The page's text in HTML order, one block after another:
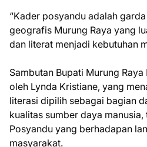
“Kader posyandu adalah
geografis Murung Raya yang
dan literat menjadi kebutuhan
Sambutan Bupati Murung
oleh Lynda Kristiane, yang
literasi dipilih sebagai bagian
kualitas sumber daya
Posyandu yang berhadapan
masyarakat.